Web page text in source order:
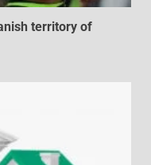
territory of